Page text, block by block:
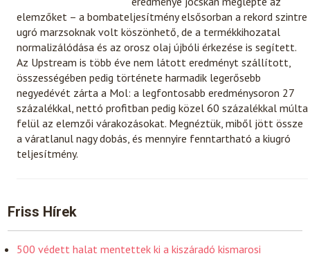
elemzőket – a bombateljesítmény elsősorban a rekord szintre
ugró marzsoknak volt köszönhető, de a termékkihozatal
normalizálódása és az orosz olaj újbóli érkezése is segített.
Az Upstream is több éve nem látott eredményt szállított,
összességében pedig története harmadik legerősebb
negyedévét zárta a Mol: a legfontosabb eredménysoron 27
százalékkal, nettó profitban pedig közel 60 százalékkal múlta
felül az elemzői várakozásokat. Megnéztük, miből jött össze
a váratlanul nagy dobás, és mennyire fenntartható a kiugró
teljesítmény.
Friss Hírek
500 védett halat mentettek ki a kiszáradó kismarosi